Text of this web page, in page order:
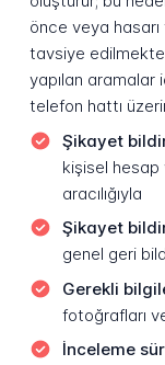
önce veya
tavsiye
yapılan aramalar
telefon hattı
Şikayet
kişisel hesap
aracılığıyla
Şikayet
genel geri
Gerekli
fotoğrafları
İnceleme